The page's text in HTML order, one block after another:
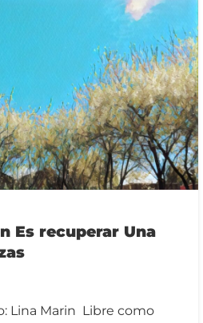
Es recuperar Una
Lina Marin Libre como